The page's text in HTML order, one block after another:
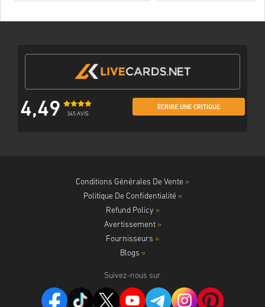
4,49 345 AVIS
ÉCRIRE UNE CRITIQUE
Conditions Générales De Vente »
Politique De Confidentialité »
Refund Policy »
Avertissement »
Fournisseurs »
Blogs »
Suivez-nous sur